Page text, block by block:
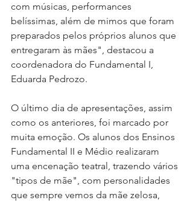
com músicas, performances
belíssimas, além de mimos que foram
preparados pelos próprios alunos que
entregaram às mães", destacou a
coordenadora do Fundamental I,
Eduarda Pedrozo.
O último dia de apresentações, assim
como os anteriores, foi marcado por
muita emoção. Os alunos dos Ensinos
Fundamental II e Médio realizaram
uma encenação teatral, trazendo vários
"tipos de mãe", com personalidades
que sempre vemos da mãe zelosa,